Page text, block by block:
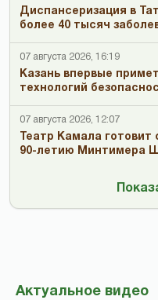
Диспансеризация в
более 40 тысяч
07 августа 2026, 16:19
Казань впервые
технологий
07 августа 2026, 12:07
Театр Камала
90-летию Минтимера
Актуальное видео